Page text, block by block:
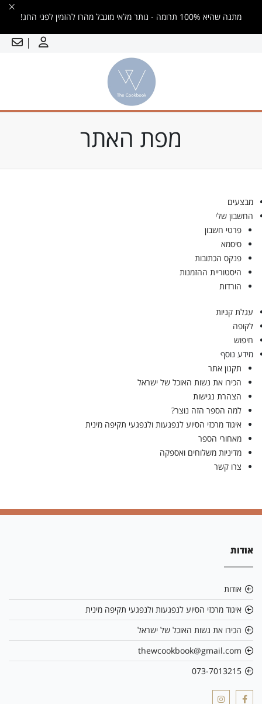
מתנה שהיא 100% תרומה - נותר מלאי מוגבל מהרו להזמין לפני החג!
מפת האתר
מבצעים
החשבון שלי
פרטי חשבון
סיסמא
פנקס הכתובות
היסטוריית ההזמנות
הורדות
עגלת קניות
לקופה
חיפוש
מידע נוסף
תקנון אתר
הכירו את נשות האוכל של ישראל
הצהרת נגישות
למה הספר הזה נוצר?
איגוד מרכזי הסיוע לנפגעות ולנפגעי תקיפה מינית
מאחורי הספר
מדיניות משלוחים ואספקה
צרו קשר
אודות
אודות
איגוד מרכזי הסיוע לנפגעות ולנפגעי תקיפה מינית
הכירו את נשות האוכל של ישראל
thewcookbook@gmail.com
073-7013215